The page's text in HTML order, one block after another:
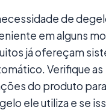
de
em alguns
já ofereçam
Verifique as
do produto
ele utiliza e se